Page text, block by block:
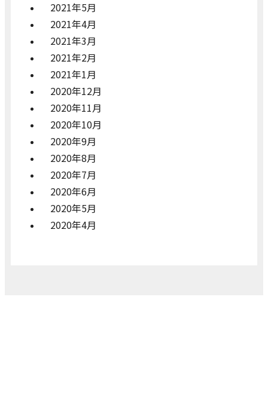
2021年5月
2021年4月
2021年3月
2021年2月
2021年1月
2020年12月
2020年11月
2020年10月
2020年9月
2020年8月
2020年7月
2020年6月
2020年5月
2020年4月